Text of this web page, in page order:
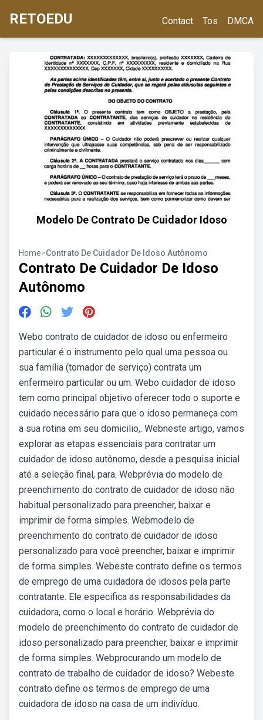
RETOEDU Contact Tos DMCA
Modelo De Contrato De Cuidador Idoso
Home>Contrato De Cuidador De Idoso Autônomo
Contrato De Cuidador De Idoso
Autônomo
Webo contrato de cuidador de idoso ou enfermeiro
particular é o instrumento pelo qual uma pessoa ou
sua família (tomador de serviço) contrata um
enfermeiro particular ou um. Webo cuidador de idoso
tem como principal objetivo oferecer todo o suporte e
cuidado necessário para que o idoso permaneça com
a sua rotina em seu domicilio,. Webneste artigo, vamos
explorar as etapas essenciais para contratar um
cuidador de idoso autônomo, desde a pesquisa inicial
até a seleção final, para. Webprévia do modelo de
preenchimento do contrato de cuidador de idoso não
habitual personalizado para preencher, baixar e
imprimir de forma simples. Webmodelo de
preenchimento do contrato de cuidador de idoso
personalizado para você preencher, baixar e imprimir
de forma simples. Webeste contrato define os termos
de emprego de uma cuidadora de idosos pela parte
contratante. Ele especifica as responsabilidades da
cuidadora, como o local e horário. Webprévia do
modelo de preenchimento do contrato de cuidador de
idoso personalizado para preencher, baixar e imprimir
de forma simples. Webprocurando um modelo de
contrato de trabalho de cuidador de idoso? Webeste
contrato define os termos de emprego de uma
cuidadora de idoso na casa de um indivíduo.